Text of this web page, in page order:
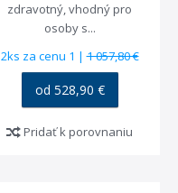
pevná podložka(38)
vaša váha
zdravotný, vhodný pro
osoby s...
2ks za cenu 1 |1 057,80 €
od 528,90 €
Pridať k porovnaniu